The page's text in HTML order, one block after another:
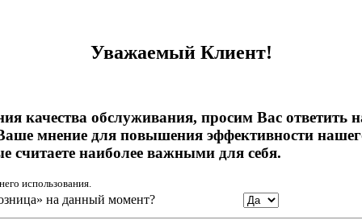
Уважаемый Клиент!
качества обслуживания, просим Вас ответить
мнение для повышения эффективности
считаете наиболее важными для себя.
использования.
на данный момент?